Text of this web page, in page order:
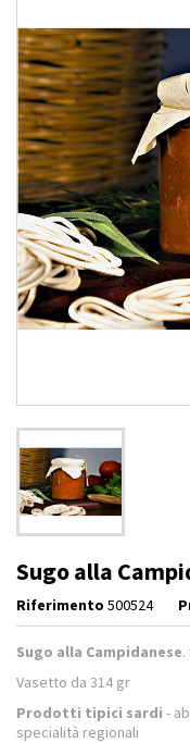
Sugo alla
Riferimento 500524
Sugo alla Campidanese.
Vasetto da 314 gr
Prodotti tipici sardi -
specialità regionali